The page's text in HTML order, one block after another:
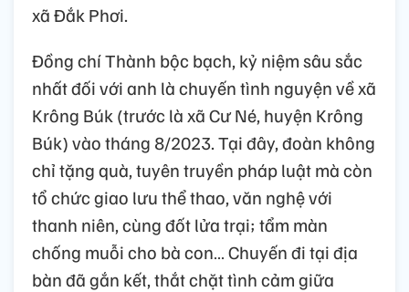
xã Đắk Phơi.
Đồng chí Thành bộc bạch, kỷ niệm sâu sắc
nhất đối với anh là chuyến tình nguyện về xã
Krông Búk (trước là xã Cư Né, huyện Krông
Búk) vào tháng 8/2023. Tại đây, đoàn không
chỉ tặng quà, tuyên truyền pháp luật mà còn
tổ chức giao lưu thể thao, văn nghệ với
thanh niên, cùng đốt lửa trại; tẩm màn
chống muỗi cho bà con… Chuyến đi tại địa
bàn đã gắn kết, thắt chặt tình cảm giữa